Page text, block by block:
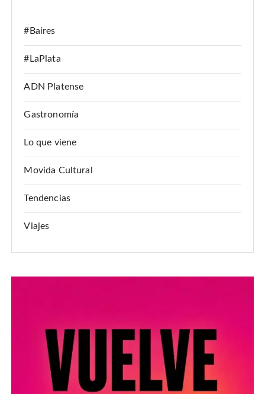
#Baires
#LaPlata
ADN Platense
Gastronomía
Lo que viene
Movida Cultural
Tendencias
Viajes